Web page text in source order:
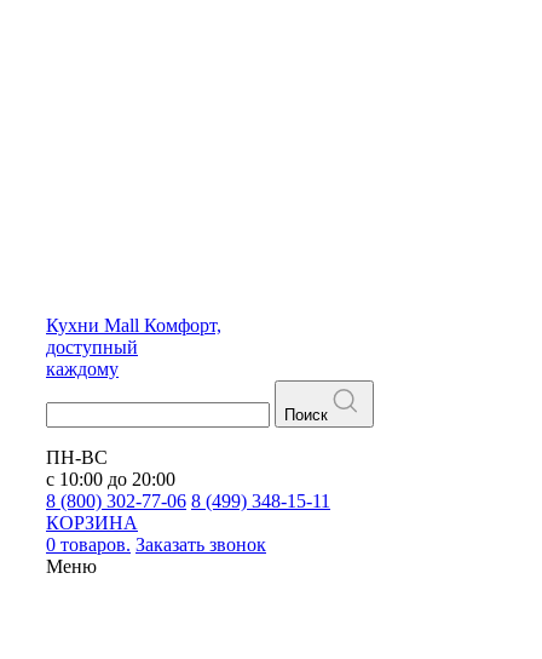
Кухни Mall Комфорт,
доступный
каждому
Поиск
ПН-ВС
с 10:00 до 20:00
8 (800) 302-77-06 8 (499) 348-15-11
КОРЗИНА
0 товаров. Заказать звонок
Меню